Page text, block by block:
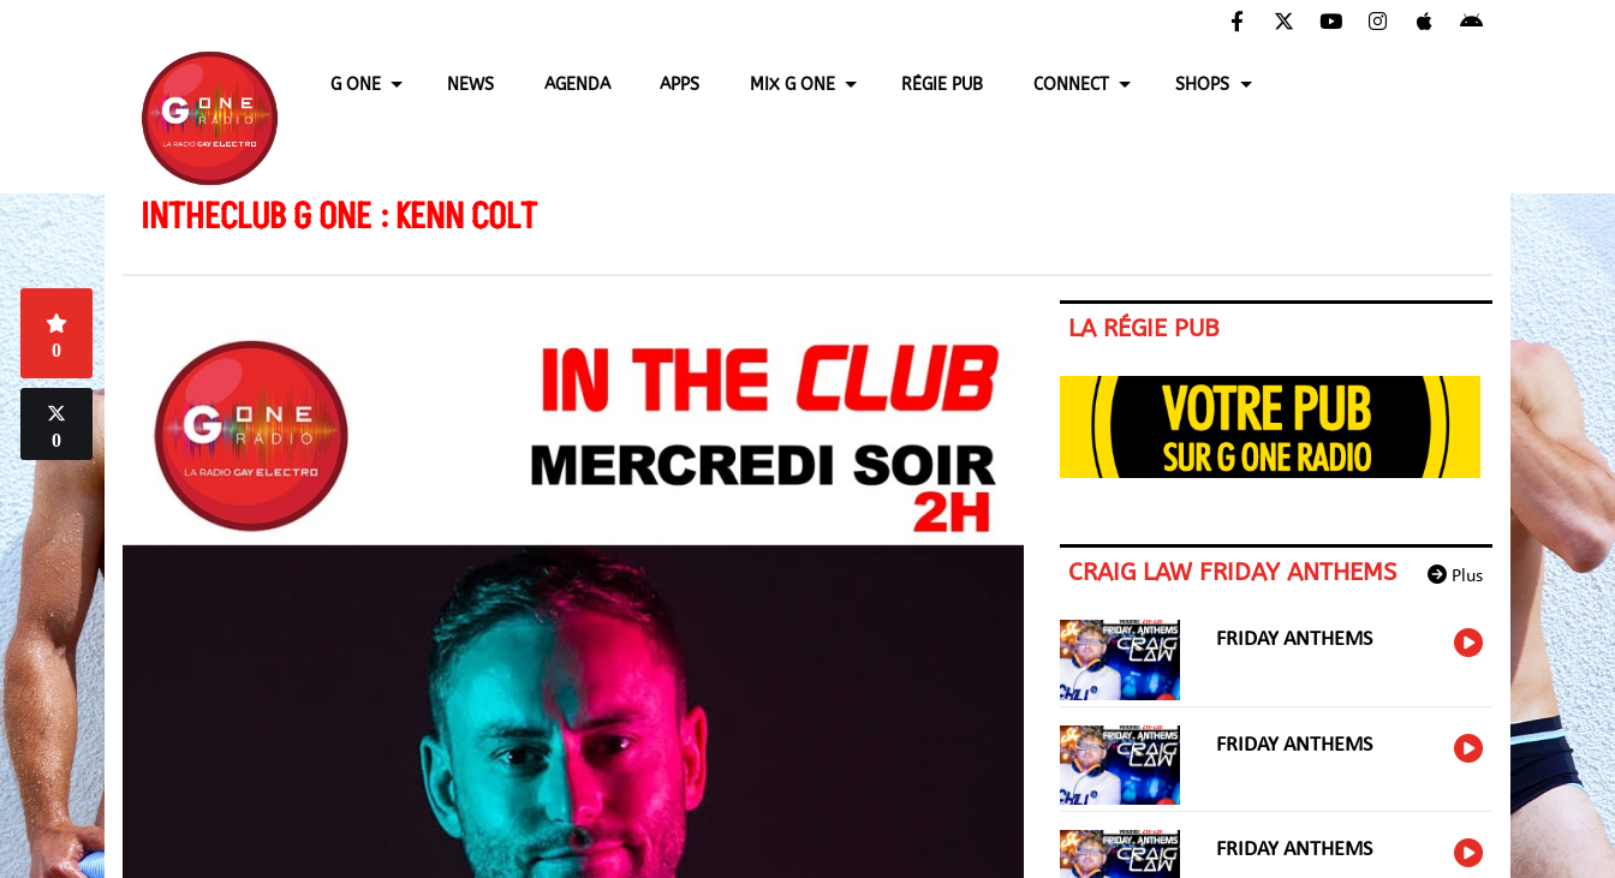
G ONE NEWS AGENDA APPS MIX G ONE RÉGIE PUB CONNECT SHOPS
INTHECLUB G ONE : KENN COLT
0
0
LA RÉGIE PUB
Plus
CRAIG LAW FRIDAY ANTHEMS
FRIDAY ANTHEMS
FRIDAY ANTHEMS
FRIDAY ANTHEMS